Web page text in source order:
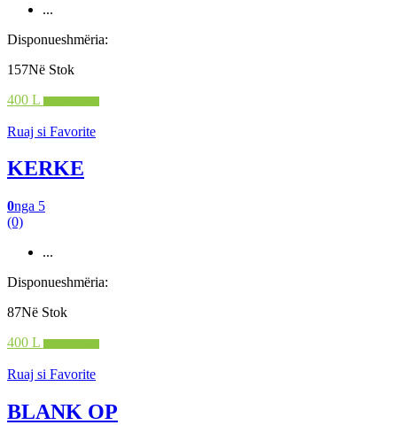
...
Disponueshmëria:
157Në Stok
400 L
Ruaj si Favorite
KERKE
0nga 5
(0)
...
Disponueshmëria:
87Në Stok
400 L
Ruaj si Favorite
BLANK OP